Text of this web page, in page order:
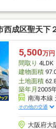
ナート 徒歩5分
の通学圏 ◆・
歩12分
西成区聖天下
5,500万円
間取り 4LDK
建物面積
土地面積
築年月 2005
南海本線
その他の交通
大阪府大